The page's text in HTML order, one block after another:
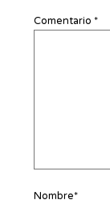
Comentario *
Nombre*